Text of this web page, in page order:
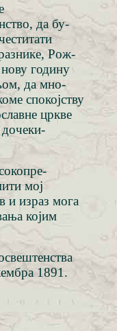
да бу-
Рож-
годину
да мно-
спокојству
цркве
мој
и израз мога
којим
1891.